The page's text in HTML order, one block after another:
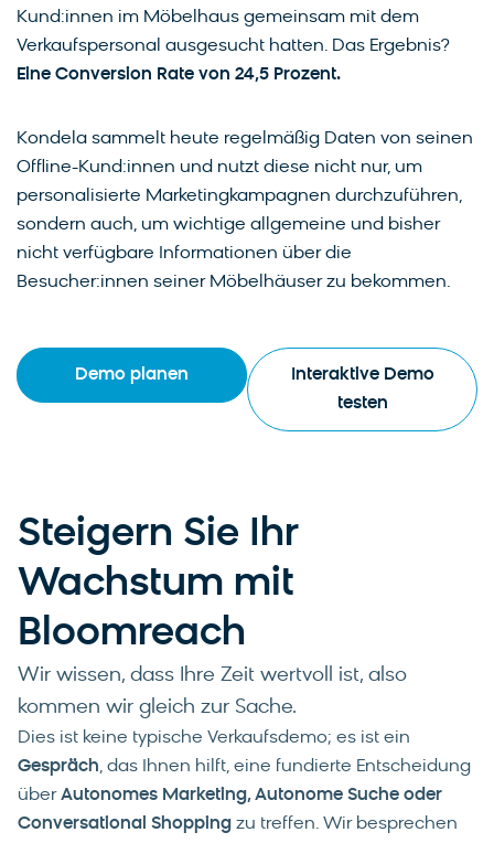
Kund:innen im Möbelhaus gemeinsam mit dem
Verkaufspersonal ausgesucht hatten. Das Ergebnis?
Eine Conversion Rate von 24,5 Prozent.
Kondela sammelt heute regelmäßig Daten von seinen
Offline-Kund:innen und nutzt diese nicht nur, um
personalisierte Marketingkampagnen durchzuführen,
sondern auch, um wichtige allgemeine und bisher
nicht verfügbare Informationen über die
Besucher:innen seiner Möbelhäuser zu bekommen.
Demo planen
Interaktive Demo
testen
Steigern Sie Ihr
Wachstum mit
Bloomreach
Wir wissen, dass Ihre Zeit wertvoll ist, also
kommen wir gleich zur Sache.
Dies ist keine typische Verkaufsdemo; es ist ein
Gespräch, das Ihnen hilft, eine fundierte Entscheidung
überAutonomes Marketing, Autonome Suche oder
Conversational Shopping zu treffen. Wir besprechen